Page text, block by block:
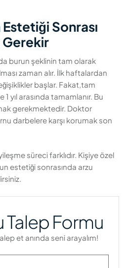
Sonrası
Gerekir
burun şeklinin tam olarak
zaman alır. İlk haftalardan
başlar. Fakat,tam
yıl arasında tamamlanır. Bu
gerekmektedir. Doktor
darbelere karşı korumak son
süreci farklıdır. Kişiye özel
estetiği sonrasında arzu
Talep Formu
et anında seni arayalım!